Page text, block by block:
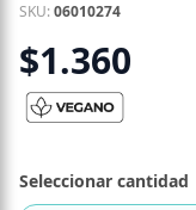
SKU:06010274
$1.360
Seleccionar cantidad